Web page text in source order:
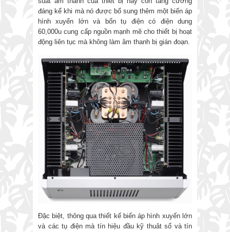
đáng kể khi mà nó được bổ sung thêm một biến áp
hình xuyến lớn và bốn tụ điện có điện dung
60,000u cung cấp nguồn mạnh mẽ cho thiết bị hoạt
động liên tục mà không làm âm thanh bị gián đoạn.
Đặc biệt, thông qua thiết kế biến áp hình xuyến lớn
và các tụ điện mà tín hiệu đầu kỹ thuât số và tín